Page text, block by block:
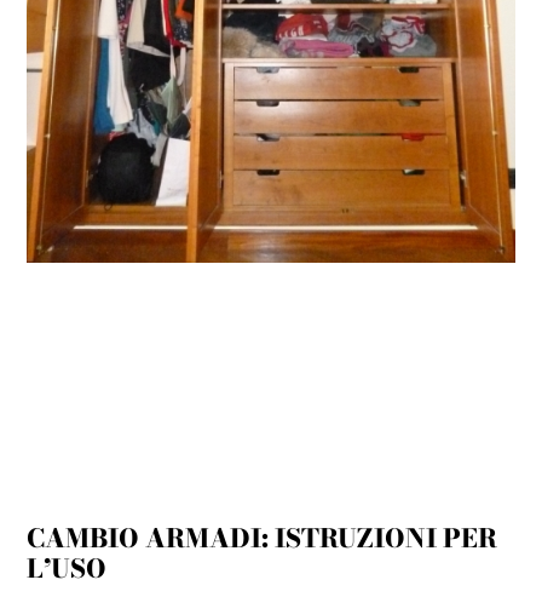
CAMBIO ARMADI: ISTRUZIONI PER
L’USO